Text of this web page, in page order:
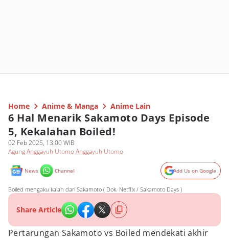
Home Anime & Manga Anime Lain
6 Hal Menarik Sakamoto Days Episode
5, Kekalahan Boiled!
02 Feb 2025, 13:00 WIB
Agung Anggayuh Utomo Anggayuh Utomo
News Channel Add Us on Google
Boiled mengaku kalah dari Sakamoto ( Dok. Netflix / Sakamoto Days )
Share Article
Pertarungan Sakamoto vs Boiled mendekati akhir